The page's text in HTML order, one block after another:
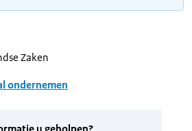
Zaken
ondernemen